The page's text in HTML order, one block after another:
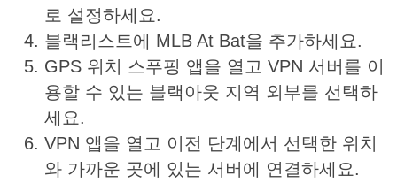
로 설정하세요.
블랙리스트에 MLB At Bat을 추가하세요.
GPS 위치 스푸핑 앱을 열고 VPN 서버를 이
용할 수 있는 블랙아웃 지역 외부를 선택하
세요.
VPN 앱을 열고 이전 단계에서 선택한 위치
와 가까운 곳에 있는 서버에 연결하세요.